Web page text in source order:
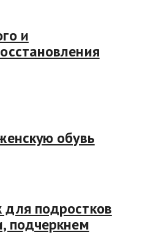
и
обувь
подростков
подчеркнем